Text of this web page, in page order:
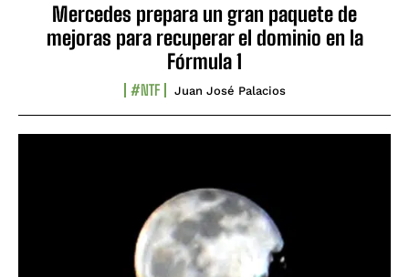
Mercedes prepara un gran paquete de
mejoras para recuperar el dominio en la
Fórmula 1
#NTF Juan José Palacios